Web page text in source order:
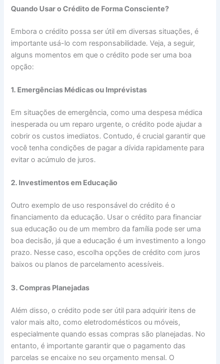
Quando Usar o Crédito de Forma Consciente?
Embora o crédito possa ser útil em diversas situações, é
importante usá-lo com responsabilidade. Veja, a seguir,
alguns momentos em que o crédito pode ser uma boa
opção:
1. Emergências Médicas ou Imprévistas
Em situações de emergência, como uma despesa médica
inesperada ou um reparo urgente, o crédito pode ajudar a
cobrir os custos imediatos. Contudo, é crucial garantir que
você tenha condições de pagar a dívida rapidamente para
evitar o acúmulo de juros.
2. Investimentos em Educação
Outro exemplo de uso responsável do crédito é o
financiamento da educação. Usar o crédito para financiar
sua educação ou de um membro da família pode ser uma
boa decisão, já que a educação é um investimento a longo
prazo. Nesse caso, escolha opções de crédito com juros
baixos ou planos de parcelamento acessíveis.
3. Compras Planejadas
Além disso, o crédito pode ser útil para adquirir itens de
valor mais alto, como eletrodomésticos ou móveis,
especialmente quando essas compras são planejadas. No
entanto, é importante garantir que o pagamento das
parcelas se encaixe no seu orçamento mensal. O